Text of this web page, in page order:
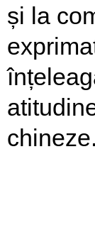
și la
chineze.